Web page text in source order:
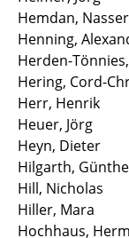
Hemdan, Nasser
Henning,
Herden-
Hering, Cord-
Herr, Henrik
Heuer, Jörg
Heyn, Dieter
Hilgarth,
Hill, Nicholas
Hiller, Mara
Hochhaus,